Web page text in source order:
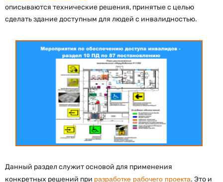
описываются технические решения, принятые с целью
сделать здание доступным для людей с инвалидностью.
Данный раздел служит основой для применения
конкретных решений при разработке рабочего проекта. Это и